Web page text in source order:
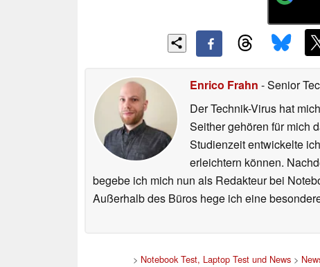
Enrico Frahn - Senior
Der Technik-Virus hat
Seither gehören für mich
Studienzeit entwickelte
erleichtern können.
begebe ich mich nun als Redakteur bei
Außerhalb des Büros hege ich eine
> Notebook Test, Laptop Test und News >